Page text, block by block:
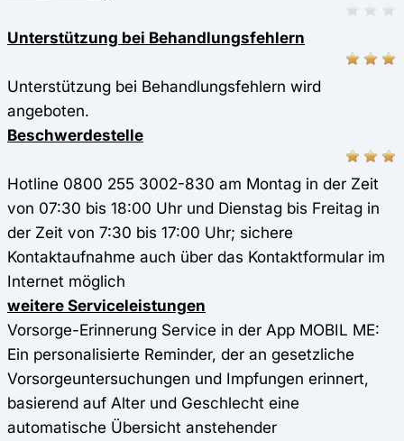
Unterstützung bei Behandlungsfehlern
Unterstützung bei Behandlungsfehlern wird
angeboten.
Beschwerdestelle
Hotline 0800 255 3002-830 am Montag in der Zeit
von 07:30 bis 18:00 Uhr und Dienstag bis Freitag in
der Zeit von 7:30 bis 17:00 Uhr; sichere
Kontaktaufnahme auch über das Kontaktformular im
Internet möglich
weitere Serviceleistungen
Vorsorge-Erinnerung Service in der App MOBIL ME:
Ein personalisierte Reminder, der an gesetzliche
Vorsorgeuntersuchungen und Impfungen erinnert,
basierend auf Alter und Geschlecht eine
automatische Übersicht anstehender